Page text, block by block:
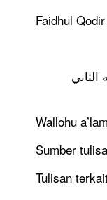
Faidhul
Wallohu
Sumber
Tulisan